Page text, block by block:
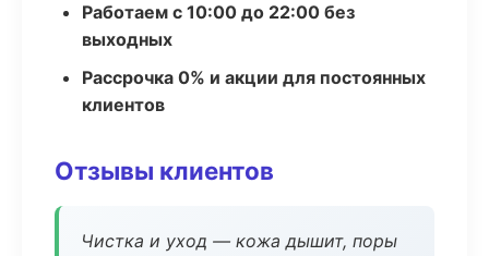
Работаем с 10:00 до 22:00 без
выходных
Рассрочка 0% и акции для постоянных
клиентов
Отзывы клиентов
Чистка и уход — кожа дышит, поры